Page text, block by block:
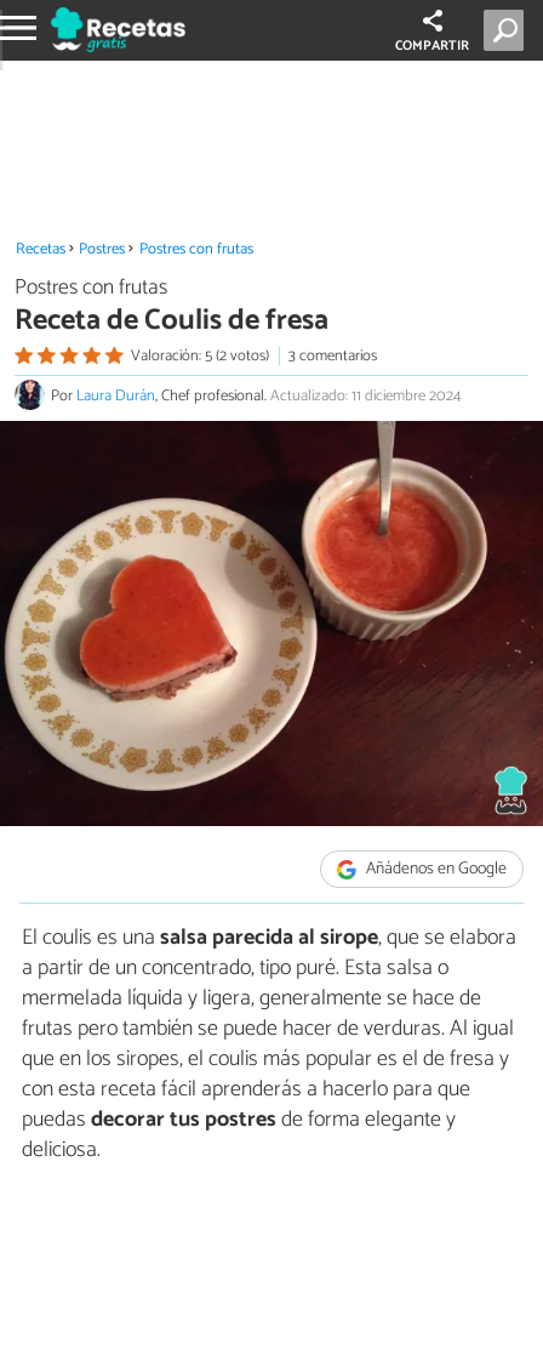
COMPARTIR
Recetas Postres Postres con frutas
Postres con frutas
Receta de Coulis de fresa
Valoración: 5 (2 votos)
3 comentarios
PorLaura Durán, Chef profesional.Actualizado: 11 diciembre 2024
Añádenos en Google
El coulis es unasalsa parecida al sirope, que se elabora
a partir de un concentrado, tipo puré. Esta salsa o
mermelada líquida y ligera, generalmente se hace de
frutas pero también se puede hacer de verduras. Al igual
que en los siropes, el coulis más popular es el de fresa y
con esta receta fácil aprenderás a hacerlo para que
puedasdecorar tus postresde forma elegante y
deliciosa.